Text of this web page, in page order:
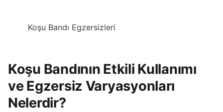
Koşu Bandı Egzersizleri
Koşu Bandının Etkili Kullanımı
ve Egzersiz Varyasyonları
Nelerdir?